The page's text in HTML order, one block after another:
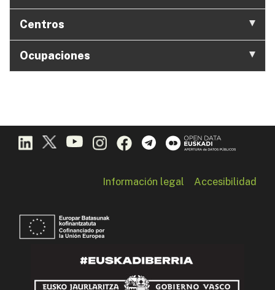
Centros
Ocupaciones
Información legal Accesibilidad